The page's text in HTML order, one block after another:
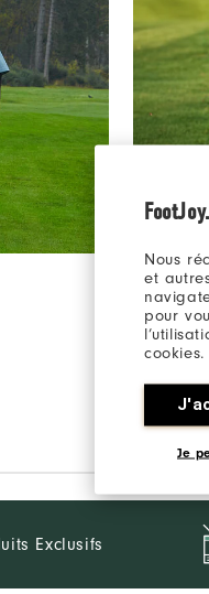
Nous
et
pour
cookies.
Je
Exclusifs